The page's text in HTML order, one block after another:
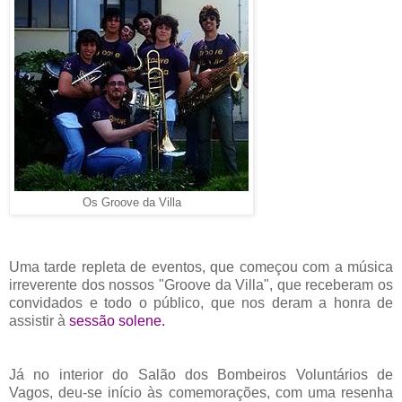
Os Groove da Villa
Uma tarde repleta de eventos, que começou com a música
irreverente dos nossos "Groove da Villa", que receberam os
convidados e todo o público, que nos deram a honra de
assistir à sessão solene.
Já no interior do Salão dos Bombeiros Voluntários de
Vagos, deu-se início às comemorações, com uma resenha